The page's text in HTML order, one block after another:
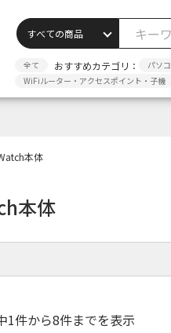
全て おすすめカテゴリ： パソ
WiFiルーター・アクセスポイント・子機
本体
本体
1件から8件までを表示